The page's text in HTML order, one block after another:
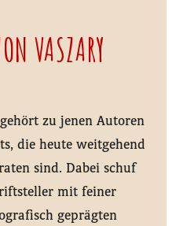
VASZARY
zu jenen Autoren
die heute weitgehend
sind. Dabei schuf
mit feiner
geprägten